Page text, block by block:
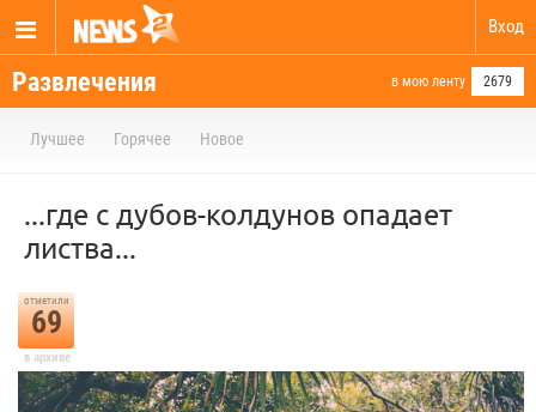
Вход
Развлечения в мою ленту 2679
Лучшее Горячее Новое
...где с дубов-колдунов опадает
листва...
отметили
69
в архиве